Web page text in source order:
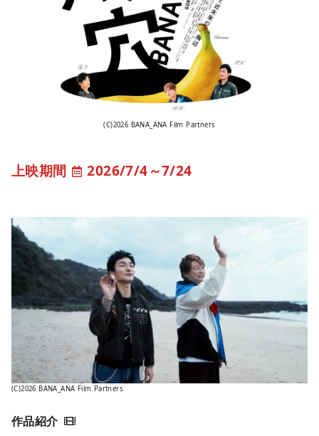
(C)2026 BANA_ANA Film Partners
2026/7/4～7/24
(C)2026 BANA_ANA Film Partners